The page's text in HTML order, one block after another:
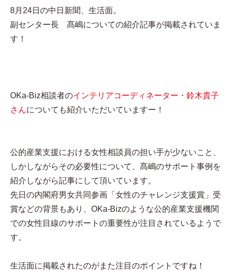
8月24日の中日新聞、生活面。
副センター長 髙嶋についての紹介記事が掲載されていま
す！
OKa-Biz相談者のインテリアコーディネーター・鈴木貴子
さんについても紹介いただいていますー！
公的産業支援における女性相談員の担い手が少ないこと、
しかしながらその必要性について、髙嶋のサポート事例を
紹介しながら記事にして頂いています。
先日の内閣府男女共同参画「女性のチャレンジ支援賞」受
賞などの背景もあり、OKa-Bizのような公的産業支援機関
での女性目線のサポートの重要性が注目されているようで
す。
生活面に掲載されたのがまた注目のポイントですね！